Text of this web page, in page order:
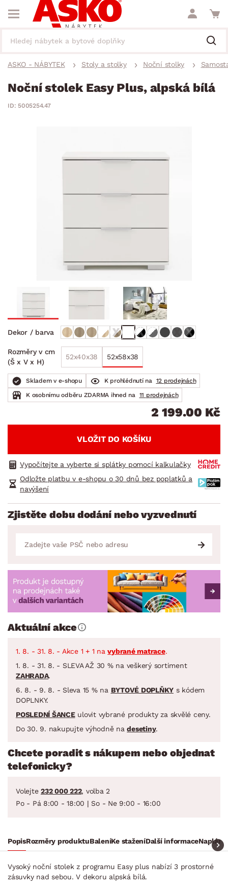
ASKO - NÁBYTEK Stoly a stolky Noční stolky
Noční stolek Easy Plus, alpská bílá
ID: 5005254.47
Dekor / barva
Rozměry v cm
(Š x V x H)
52x40x38 52x58x38
Skladem v e-shopu K prohlédnutí na
12 prodejnách
K osobnímu odběru ZDARMA ihned na
11 prodejnách
2 199.00 Kč
VLOŽIT DO KOŠÍKU
Vypočítejte a vyberte si splátky pomocí kalkulačky
Odložte platbu v e-shopu o 30 dnů bez poplatků a
navýšení
Zjistěte dobu dodání nebo vyzvednutí
Aktuální akce
1. 8. - 31. 8. - Akce 1 + 1 navybrané matrace.
1. 8. - 31. 8. - SLEVA AŽ 30 % na veškerý sortiment
ZAHRADA.
6. 8. - 9. 8. - Sleva 15 % na BYTOVÉ DOPLŇKY s kódem
DOPLNKY.
POSLEDNÍ ŠANCEulovit vybrané produkty za skvělé ceny.
Do 30. 9. nakupujte výhodně nadesetiny.
Chcete poradit s nákupem nebo objednat
telefonicky?
Volejte 232 000 222, volba 2
Po - Pá 8:00 - 18:00 | So - Ne 9:00 - 16:00
PopisRozměry produktuBaleníKe staženíDalší informace
Vysoký noční stolek z programu Easy plus nabízí 3 prostorné
zásuvky nad sebou. V dekoru alpská bílá.